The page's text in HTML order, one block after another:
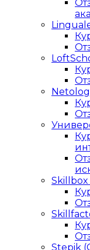
Skillbox
Stepik